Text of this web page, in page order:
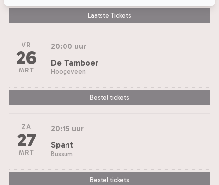
Laatste Tickets
VR
26
MRT
20:00 uur
De Tamboer
Hoogeveen
Bestel tickets
ZA
27
MRT
20:15 uur
Spant
Bussum
Bestel tickets